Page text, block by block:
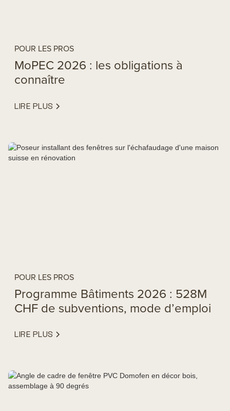
POUR LES PROS
MoPEC 2026 : les obligations à
connaître
LIRE PLUS
POUR LES PROS
Programme Bâtiments 2026 : 528M
CHF de subventions, mode d’emploi
LIRE PLUS